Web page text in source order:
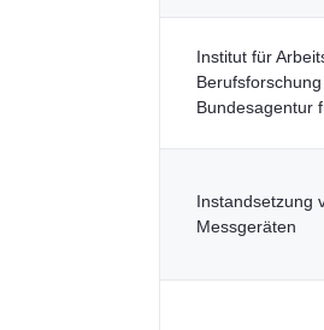
Institut für
Bundesagentur
Instandsetzung
Messgeräten